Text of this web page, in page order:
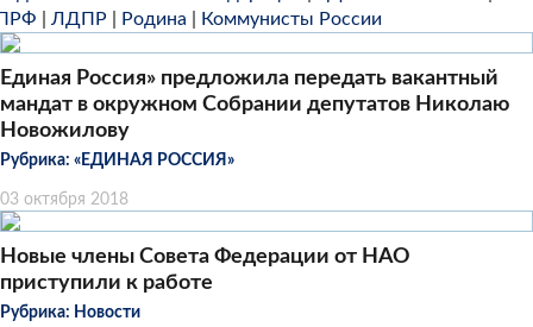
ЛДПР Родина Коммунисты России
Единая Россия» предложила передать вакантный
мандат в окружном Собрании депутатов Николаю
Новожилову
Рубрика: «ЕДИНАЯ РОССИЯ»
03 октября 2018
Новые члены Совета Федерации от НАО
приступили к работе
Рубрика: Новости